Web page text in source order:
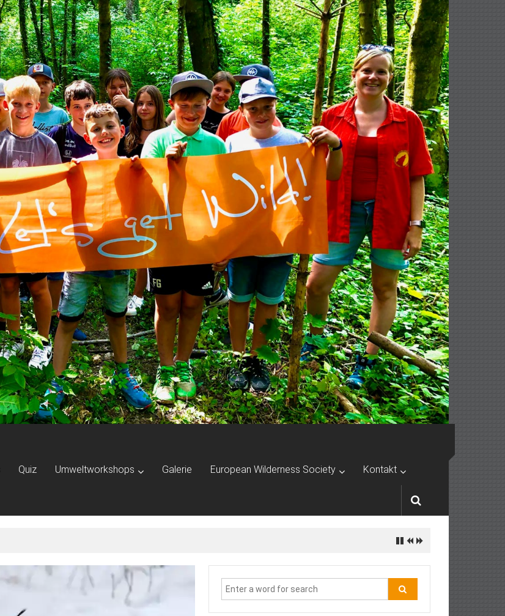
Quiz Umweltworkshops Galerie European Wilderness Society Kontakt